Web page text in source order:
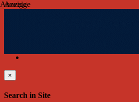
×
Search in Site
Anzeige
Anzeige